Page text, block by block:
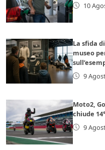
10
La sfida
museo
9
Moto2,
chiude
9